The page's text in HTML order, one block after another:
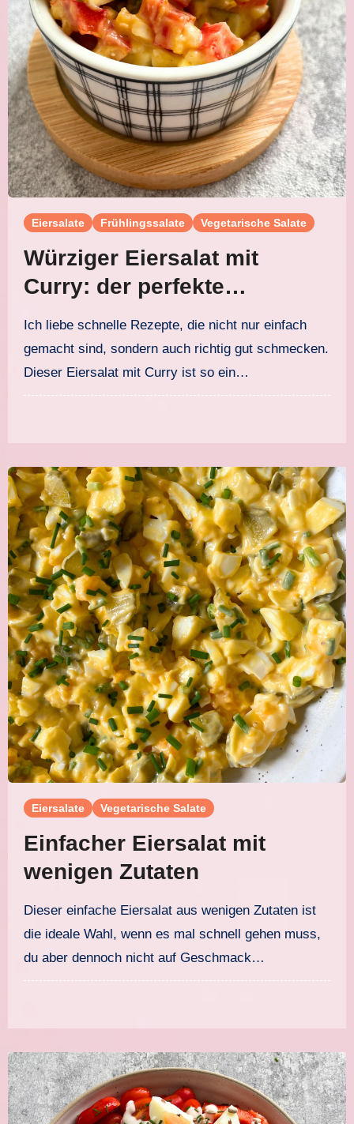
Eiersalate Frühlingssalate Vegetarische Salate
Würziger Eiersalat mit
Curry: der perfekte
American Style
gemacht sind, sondern auch richtig gut schmecken.
Dieser Eiersalat mit Curry ist so ein…
Eiersalate Vegetarische Salate
Einfacher Eiersalat mit
wenigen Zutaten
Dieser einfache Eiersalat aus wenigen Zutaten ist
die ideale Wahl, wenn es mal schnell gehen muss,
du aber dennoch nicht auf Geschmack…